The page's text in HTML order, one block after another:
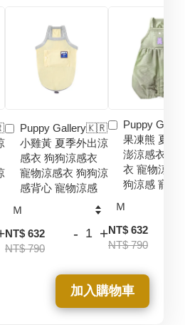
Puppy Gallery🇰🇷
小雞黃 夏季外出涼
感衣 狗狗涼感衣
寵物涼感衣 狗狗涼
感背心 寵物涼感
NT$ 632
NT$ 790
- +
Puppy
果凍熊 夏季
澎涼感衣 狗
衣 寵物涼感
狗涼感 寵物
NT$ 632
NT$ 790
加入購物車